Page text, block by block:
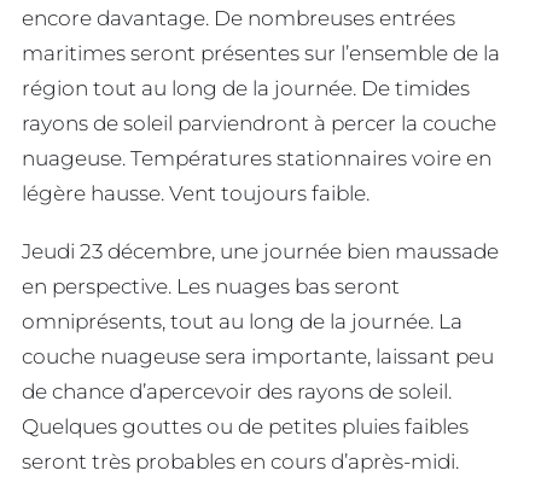
encore davantage. De nombreuses entrées
maritimes seront présentes sur l’ensemble de la
région tout au long de la journée. De timides
rayons de soleil parviendront à percer la couche
nuageuse. Températures stationnaires voire en
légère hausse. Vent toujours faible.
Jeudi 23 décembre, une journée bien maussade
en perspective. Les nuages bas seront
omniprésents, tout au long de la journée. La
couche nuageuse sera importante, laissant peu
de chance d’apercevoir des rayons de soleil.
Quelques gouttes ou de petites pluies faibles
seront très probables en cours d’après-midi.